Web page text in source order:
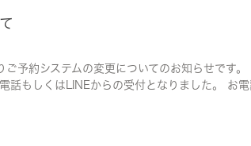
予約システムの変更についてのお知らせです。
話もしくはLINEからの受付となりました。 お電